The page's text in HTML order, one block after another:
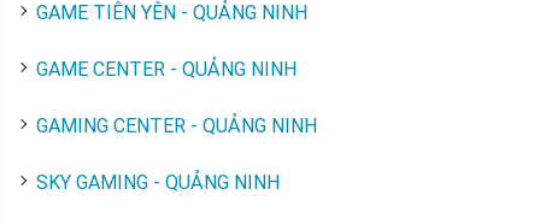
GAME TIÊN YÊN - QUẢNG NINH
GAME CENTER - QUẢNG NINH
GAMING CENTER - QUẢNG NINH
SKY GAMING - QUẢNG NINH